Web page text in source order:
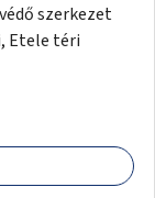
szerkezet
Etele téri